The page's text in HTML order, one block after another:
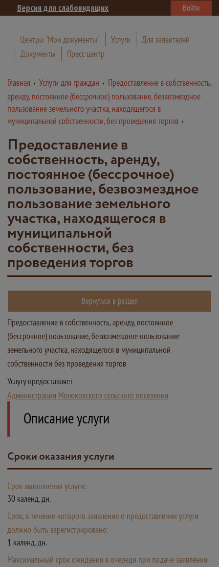
Версия для слабовидящих Войти
Центры "Мои документы" Услуги
Для заявителей
Документы
Пресс-центр
Главная Услуги для граждан
Предоставление в собственность,
аренду, постоянное (бессрочное) пользование, безвозмездное
пользование земельного участка, находящегося в
муниципальной собственности, без проведения торгов
Предоставление в
собственность, аренду,
постоянное (бессрочное)
пользование, безвозмездное
пользование земельного
участка, находящегося в
муниципальной
собственности, без
проведения торгов
Вернуться в раздел
Предоставление в собственность, аренду, постоянное
(бессрочное) пользование, безвозмездное пользование
земельного участка, находящегося в муниципальной
собственности без проведения торгов
Услугу предоставляет
Администрация Молоковского сельского поселения
Описание услуги
Сроки оказания услуги
Срок выполнения услуги:
30 календ. дн.
Срок, в течение которого заявление о предоставлении услуги
должно быть зарегистрировано:
1 календ. дн.
Максимальный срок ожидания в очереди при подаче заявления